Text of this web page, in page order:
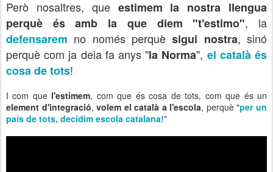
Però nosaltres, que estimem la nostra llengua
perquè és amb la que diem "t'estimo", la
defensarem no només perquèsigui nostra, sinó
perquè com ja deia fa anys "la Norma", el català és
cosa de tots!
I com que l'estimem, com que és cosa de tots, com que és un
element d'integració,volem el català a l'escola, perquè "per un
país de tots, decidim escola catalana!"